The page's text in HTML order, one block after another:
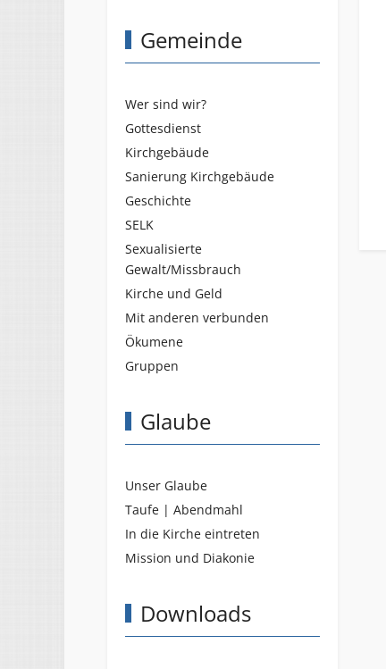
Gemeinde
Wer sind wir?
Gottesdienst
Kirchgebäude
Sanierung Kirchgebäude
Geschichte
SELK
Sexualisierte
Gewalt/Missbrauch
Kirche und Geld
Mit anderen verbunden
Ökumene
Gruppen
Glaube
Unser Glaube
Taufe | Abendmahl
In die Kirche eintreten
Mission und Diakonie
Downloads